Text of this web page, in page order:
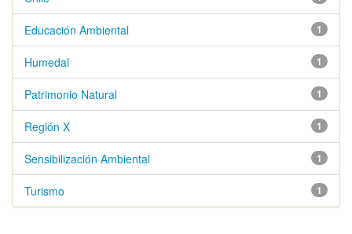
1
Educación Ambiental
1
Humedal
1
Patrimonio Natural
1
Región X
1
Sensibilización Ambiental
1
Turismo